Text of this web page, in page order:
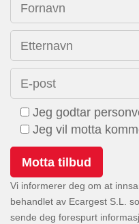
Fornavn
Etternavn
E-post
Jeg godtar
Jeg vil motta
Vi informerer deg om at
behandlet av Ecargest S.L.
sende deg forespurt